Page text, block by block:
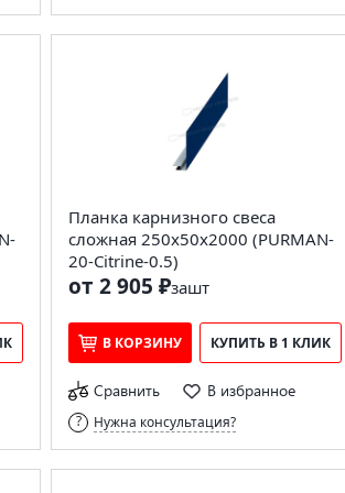
Планка карнизного свеса
сложная 250х50х2000 (PURMAN-
20-Citrine-0.5)
от 2 905 ₽зашт
В КОРЗИНУ КУПИТЬ В 1 КЛИК
Сравнить В избранное
Нужна консультация?